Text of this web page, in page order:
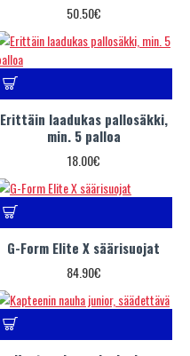
50.50€
Erittäin laadukas pallosäkki,
min. 5 palloa
18.00€
G-Form Elite X säärisuojat
84.90€